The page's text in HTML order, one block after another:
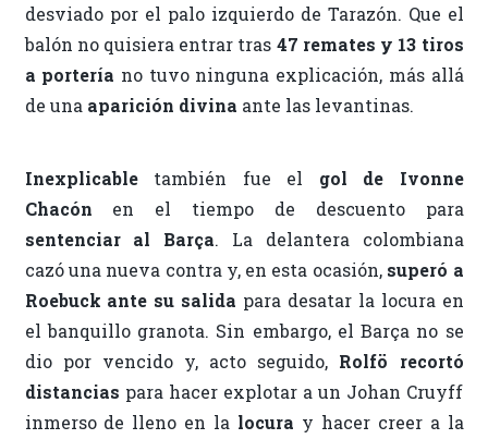
desviado por el palo izquierdo de Tarazón. Que el
balón no quisiera entrar tras 47 remates y 13 tiros
a portería no tuvo ninguna explicación, más allá
de una aparición divina ante las levantinas.
Inexplicabletambién fue el gol de Ivonne
Chacón en el tiempo de descuento para
sentenciar al Barça. La delantera colombiana
cazó una nueva contra y, en esta ocasión, superó a
Roebuck ante su salida para desatar la locura en
el banquillo granota. Sin embargo, el Barça no se
dio por vencido y, acto seguido, Rolfö recortó
distancias para hacer explotar a un Johan Cruyff
inmerso de lleno en la locura y hacer creer a la